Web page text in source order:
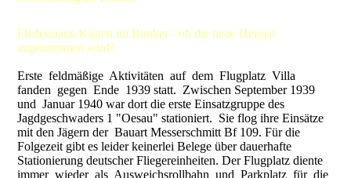
Fledermaus-Kästen im Bunker - ob die neue Heimat
angenommen wird?
Erste feldmäßige Aktivitäten auf dem Flugplatz Villa
fanden gegen Ende 1939 statt. Zwischen September 1939
und Januar 1940 war dort die erste Einsatzgruppe des
Jagdgeschwaders 1 "Oesau" stationiert. Sie flog ihre Einsätze
mit den Jägern der Bauart Messerschmitt Bf 109. Für die
Folgezeit gibt es leider keinerlei Belege über dauerhafte
Stationierung deutscher Fliegereinheiten. Der Flugplatz diente
immer wieder als Ausweichsrollbahn und Parkplatz für die